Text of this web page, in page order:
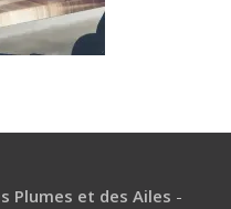
Plumes et des Ailes -